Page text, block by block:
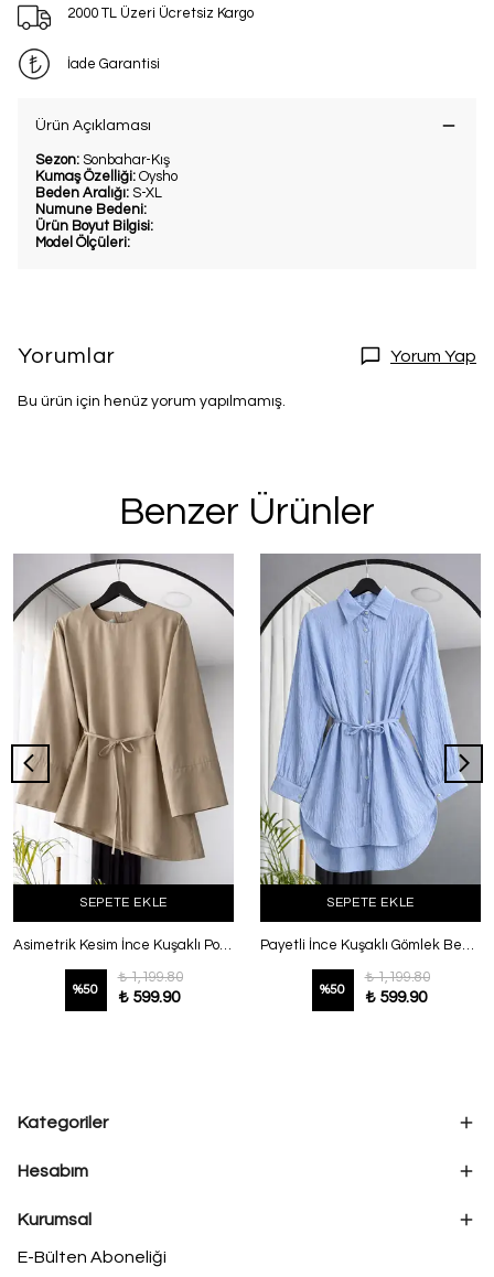
2000 TL Üzeri Ücretsiz Kargo
İade Garantisi
Ürün Açıklaması
Sezon: Sonbahar-Kış
Kumaş Özelliği: Oysho
Beden Aralığı: S-XL
Numune Bedeni:
Ürün Boyut Bilgisi:
Model Ölçüleri:
Yorumlar Yorum Yap
Bu ürün için henüz yorum yapılmamış.
Benzer Ürünler
SEPETE EKLE
Asimetrik Kesim İnce Kuşaklı Poplin Tunik Koyu Bej
%50
₺ 1,199.80
₺ 599.90
SEPETE EKLE
Payetli İnce Kuşaklı Gömlek Bebe Mavi
%50
₺ 1,199.80
₺ 599.90
Kategoriler
Hesabım
Kurumsal
E-Bülten Aboneliği